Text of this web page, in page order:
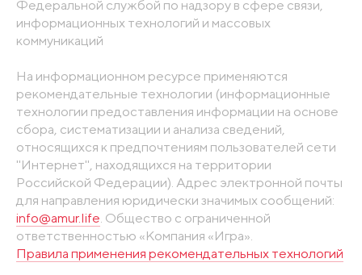
Федеральной службой по надзору в сфере связи,
информационных технологий и массовых
коммуникаций
На информационном ресурсе применяются
рекомендательные технологии (информационные
технологии предоставления информации на основе
сбора, систематизации и анализа сведений,
относящихся к предпочтениям пользователей сети
"Интернет", находящихся на территории
Российской Федерации). Адрес электронной почты
для направления юридически значимых сообщений:
info@amur.life. Общество с ограниченной
ответственностью «Компания «Игра».
Правила применения рекомендательных технологий